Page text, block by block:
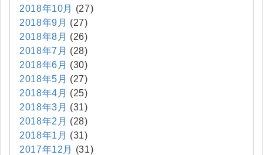
2018年10月
(27)
2018年9月 (27)
2018年8月 (26)
2018年7月 (28)
2018年6月 (30)
2018年5月 (27)
2018年4月 (25)
2018年3月 (31)
2018年2月 (28)
2018年1月 (31)
2017年12月
(31)